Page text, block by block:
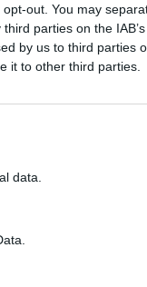
out. You may
parties on the
by us to third parties
it to other third parties.
data.